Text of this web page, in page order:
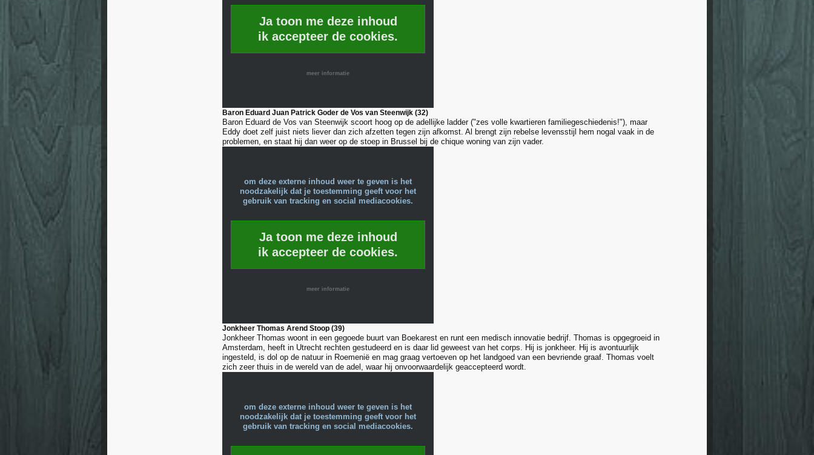
Ja toon me deze inhoud
ik accepteer de cookies.
meer informatie
Baron Eduard Juan Patrick Goder de Vos van Steenwijk (32)
Baron Eduard de Vos van Steenwijk scoort hoog op de adellijke ladder ("zes volle kwartieren familiegeschiedenis!"), maar
Eddy doet zelf juist niets liever dan zich afzetten tegen zijn afkomst. Al brengt zijn rebelse levensstijl hem nogal vaak in de
problemen, en staat hij dan weer op de stoep in Brussel bij de chique woning van zijn vader.
om deze externe inhoud weer te geven is het
noodzakelijk dat je toestemming geeft voor het
gebruik van tracking en social mediacookies.
Ja toon me deze inhoud
ik accepteer de cookies.
meer informatie
Jonkheer Thomas Arend Stoop (39)
Jonkheer Thomas woont in een gegoede buurt van Boekarest en runt een medisch innovatie bedrijf. Thomas is opgegroeid in
Amsterdam, heeft in Utrecht rechten gestudeerd en is daar lid geweest van het corps. Hij is jonkheer. Hij is avontuurlijk
ingesteld, is dol op de natuur in Roemenië en mag graag vertoeven op het landgoed van een bevriende graaf. Thomas voelt
zich zeer thuis in de wereld van de adel, waar hij onvoorwaardelijk geaccepteerd wordt.
om deze externe inhoud weer te geven is het
noodzakelijk dat je toestemming geeft voor het
gebruik van tracking en social mediacookies.